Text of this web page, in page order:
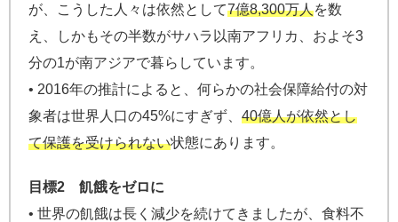
が、こうした人々は依然として7億8,300万人を数
え、しかもその半数がサハラ以南アフリカ、およそ3
分の1が南アジアで暮らしています。
• 2016年の推計によると、何らかの社会保障給付の対
象者は世界人口の45%にすぎず、 40億人が依然とし
て保護を受けられない状態にあります。
目標2 飢餓をゼロに
• 世界の飢餓は長く減少を続けてきましたが、食料不